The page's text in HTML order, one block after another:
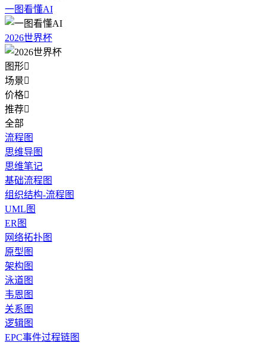
一图看懂AI
2026世界杯
图形
场景
价格
推荐
全部
流程图
思维导图
思维笔记
基础流程图
组织结构-流程图
UML图
ER图
网络拓扑图
原型图
架构图
泳道图
韦恩图
关系图
逻辑图
EPC事件过程链图